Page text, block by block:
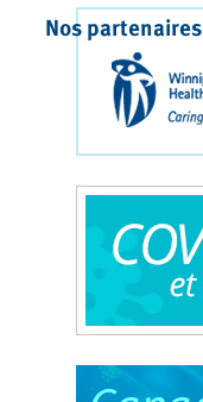
Nos partenaires